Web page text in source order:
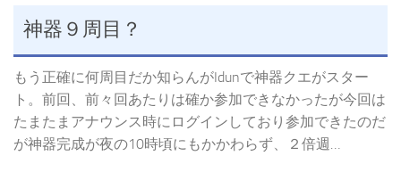
神器９周目？
もう正確に何周目だか知らんがIdunで神器クエがスター
ト。前回、前々回あたりは確か参加できなかったが今回は
たまたまアナウンス時にログインしており参加できたのだ
が神器完成が夜の10時頃にもかかわらず、２倍週…